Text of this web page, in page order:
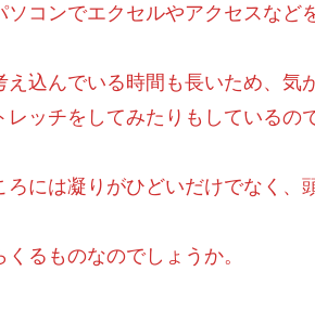
コンでエクセルやアクセスなど
込んでいる時間も長いため、気
ッチをしてみたりもしているの
ろには凝りがひどいだけでなく、
るものなのでしょうか。